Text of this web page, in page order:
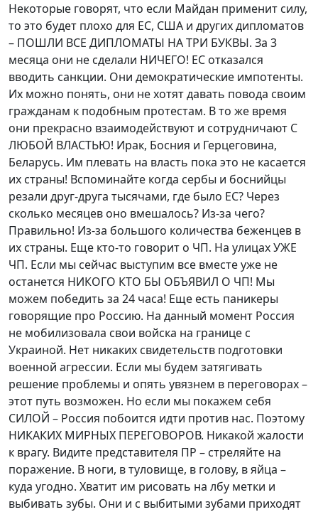
Некоторые говорят, что если Майдан применит силу,
то это будет плохо для ЕС, США и других дипломатов
– ПОШЛИ ВСЕ ДИПЛОМАТЫ НА ТРИ БУКВЫ. За 3
месяца они не сделали НИЧЕГО! ЕС отказался
вводить санкции. Они демократические импотенты.
Их можно понять, они не хотят давать повода своим
гражданам к подобным протестам. В то же время
они прекрасно взаимодействуют и сотрудничают С
ЛЮБОЙ ВЛАСТЬЮ! Ирак, Босния и Герцеговина,
Беларусь. Им плевать на власть пока это не касается
их страны! Вспоминайте когда сербы и боснийцы
резали друг-друга тысячами, где было ЕС? Через
сколько месяцев оно вмешалось? Из-за чего?
Правильно! Из-за большого количества беженцев в
их страны. Еще кто-то говорит о ЧП. На улицах УЖЕ
ЧП. Если мы сейчас выступим все вместе уже не
останется НИКОГО КТО БЫ ОБЪЯВИЛ О ЧП! Мы
можем победить за 24 часа! Еще есть паникеры
говорящие про Россию. На данный момент Россия
не мобилизовала свои войска на границе с
Украиной. Нет никаких свидетельств подготовки
военной агрессии. Если мы будем затягивать
решение проблемы и опять увязнем в переговорах –
этот путь возможен. Но если мы покажем себя
СИЛОЙ – Россия побоится идти против нас. Поэтому
НИКАКИХ МИРНЫХ ПЕРЕГОВОРОВ. Никакой жалости
к врагу. Видите представителя ПР – стреляйте на
поражение. В ноги, в туловище, в голову, в яйца –
куда угодно. Хватит им рисовать на лбу метки и
выбивать зубы. Они и с выбитыми зубами приходят